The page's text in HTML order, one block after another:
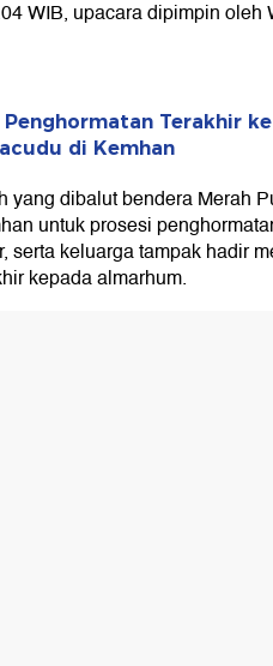
WIB, upacara dipimpin oleh
Penghormatan Terakhir
di Kemhan
yang dibalut bendera Merah
untuk prosesi
serta keluarga tampak hadir
kepada almarhum.